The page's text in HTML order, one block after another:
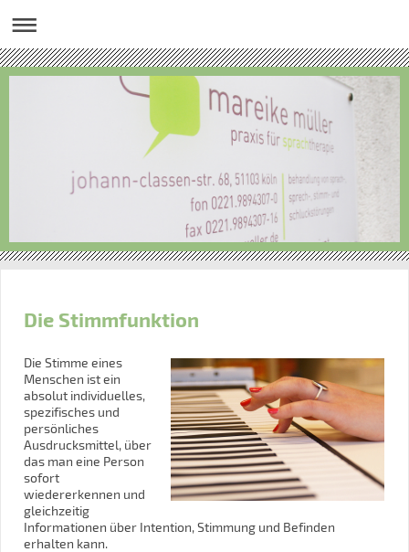
Die Stimmfunktion
Die Stimme eines
Menschen ist ein
absolut individuelles,
spezifisches und
persönliches
Ausdrucksmittel, über
das man eine Person
sofort
wiedererkennen und
gleichzeitig
Informationen über Intention, Stimmung und Befinden
erhalten kann.